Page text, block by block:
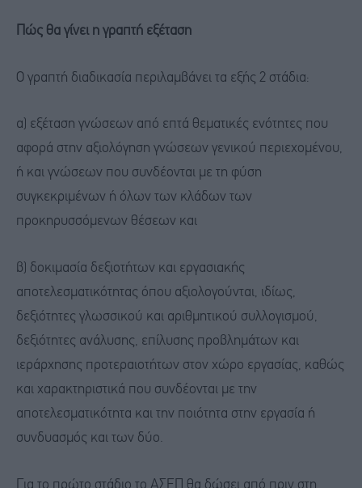
Πώς θα γίνει η γραπτή εξέταση
Ο γραπτή διαδικασία περιλαμβάνει τα εξής 2 στάδια:
α) εξέταση γνώσεων από επτά θεματικές ενότητες που
αφορά στην αξιολόγηση γνώσεων γενικού περιεχομένου,
ή και γνώσεων που συνδέονται με τη φύση
συγκεκριμένων ή όλων των κλάδων των
προκηρυσσόμενων θέσεων και
β) δοκιμασία δεξιοτήτων και εργασιακής
αποτελεσματικότητας όπου αξιολογούνται, ιδίως,
δεξιότητες γλωσσικού και αριθμητικού συλλογισμού,
δεξιότητες ανάλυσης, επίλυσης προβλημάτων και
ιεράρχησης προτεραιοτήτων στον χώρο εργασίας, καθώς
και χαρακτηριστικά που συνδέονται με την
αποτελεσματικότητα και την ποιότητα στην εργασία ή
συνδυασμός και των δύο.
Για το πρώτο στάδιο το ΑΣΕΠ θα δώσει από πριν στη